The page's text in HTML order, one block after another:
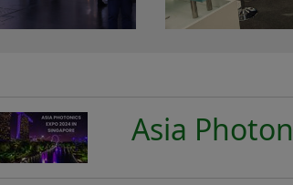
Asia